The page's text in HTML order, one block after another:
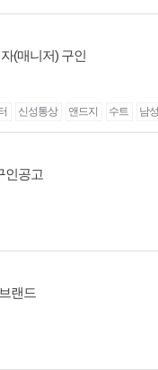
(매니저) 구인
신성통상 앤드지 수트 남
인공고
랜드